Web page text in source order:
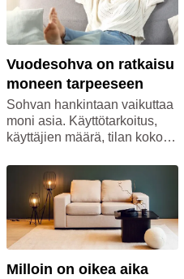
ja sängyssä taas vietämme
ison osan vuorokaudesta.
Näiden kalusteiden toivoisi
kestävän useita vuosia.
Vuodesohva on ratkaisu
moneen tarpeeseen
Sohvan hankintaan vaikuttaa
moni asia. Käyttötarkoitus,
käyttäjien määrä, tilan koko
vuodesohvalla ratkaiset
monta haastetta. Tutustu
vuodesohvavinkkeihin ja
löydä sopiva ratkaisu
monipuolisesta
valikoimastamme kotiin
sekä vapaa-ajan asuntoon.
Milloin on oikea aika